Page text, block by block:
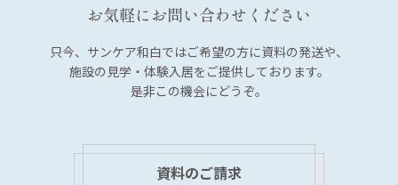
お気軽にお問い合わせください
只今、サンケア和白ではご希望の方に資料の発送や、
施設の見学・体験入居をご提供しております。
是非この機会にどうぞ。
資料のご請求